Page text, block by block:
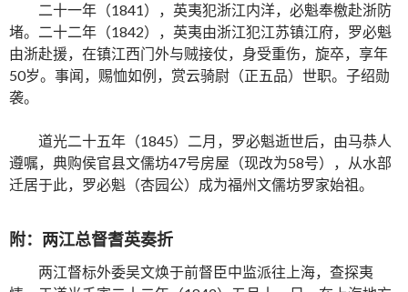
二十一年（1841），英夷犯浙江内洋，必魁奉檄赴浙防
堵。二十二年（1842），英夷由浙江犯江苏镇江府，罗必魁
由浙赴援，在镇江西门外与贼接仗，身受重伤，旋卒，享年
50岁。事闻，赐恤如例，赏云骑尉（正五品）世职。子绍勋
袭。
道光二十五年（1845）二月，罗必魁逝世后，由马恭人
遵嘱，典购侯官县文儒坊47号房屋（现改为58号），从水部
迁居于此，罗必魁（杏园公）成为福州文儒坊罗家始祖。
附：两江总督耆英奏折
两江督标外委吴文焕于前督臣中监派往上海，查探夷